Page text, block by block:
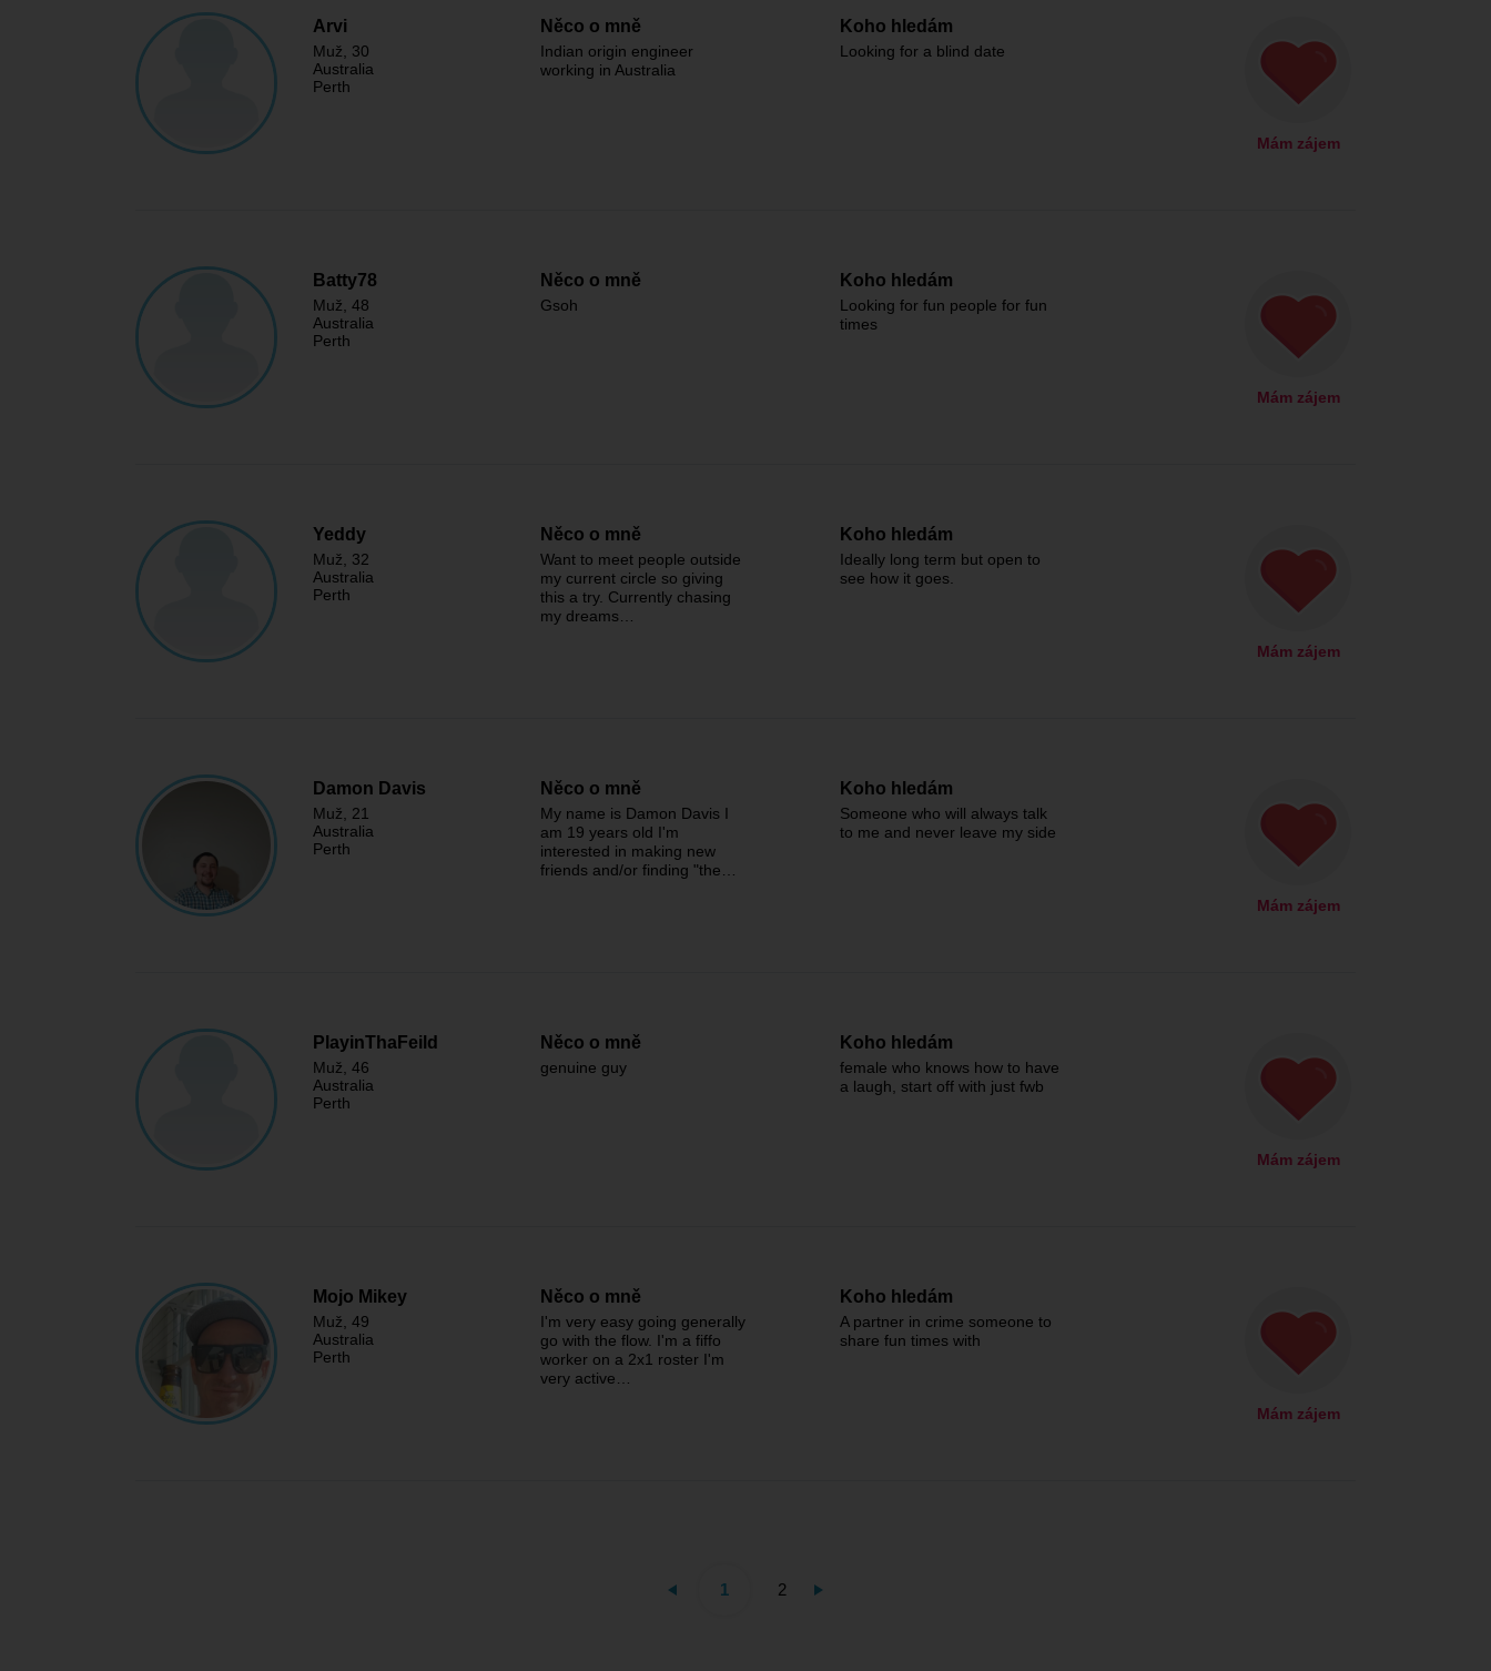
Arvi
Muž , 30
Australia
Perth
Něco o mně
Indian origin engineer
working in Australia
Koho hledám
Looking for a blind date
Mám zájem
Batty78
Muž , 48
Australia
Perth
Něco o mně
Gsoh
Koho hledám
Looking for fun people for fun
times
Mám zájem
Yeddy
Muž , 32
Australia
Perth
Něco o mně
Want to meet people outside
my current circle so giving
this a try. Currently chasing
my dreams…
Koho hledám
Ideally long term but open to
see how it goes.
Mám zájem
Damon Davis
Muž , 21
Australia
Perth
Něco o mně
My name is Damon Davis I
am 19 years old I'm
interested in making new
friends and/or finding "the…
Koho hledám
Someone who will always talk
to me and never leave my side
Mám zájem
PlayinThaFeild
Muž , 46
Australia
Perth
Něco o mně
genuine guy
Koho hledám
female who knows how to have
a laugh, start off with just fwb
Mám zájem
Mojo Mikey
Muž , 49
Australia
Perth
Něco o mně
I'm very easy going generally
go with the flow. I'm a fiffo
worker on a 2x1 roster I'm
very active…
Koho hledám
A partner in crime someone to
share fun times with
Mám zájem
1 2